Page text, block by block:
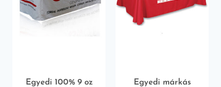
Egyedi 100% 9 oz
Egyedi márkás